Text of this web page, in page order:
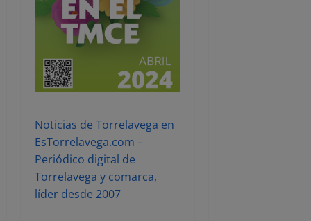
Noticias de Torrelavega en
EsTorrelavega.com –
Periódico digital de
Torrelavega y comarca,
líder desde 2007